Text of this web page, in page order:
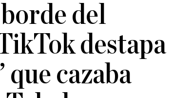
del
destapa
que cazaba